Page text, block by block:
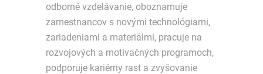
odborné vzdelávanie, oboznamuje
zamestnancov s novými technológiami,
zariadeniami a materiálmi, pracuje na
rozvojových a motivačných programoch,
podporuje kariérny rast a zvyšovanie